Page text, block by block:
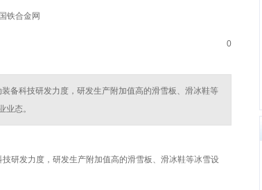
铁合金网
0
备科技研发力度，研发生产附加值高的滑雪板、滑冰鞋等
业态。
研发力度，研发生产附加值高的滑雪板、滑冰鞋等冰雪设